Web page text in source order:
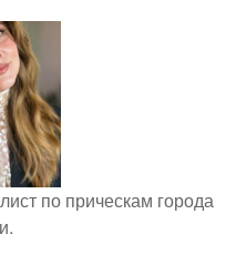
по прическам города